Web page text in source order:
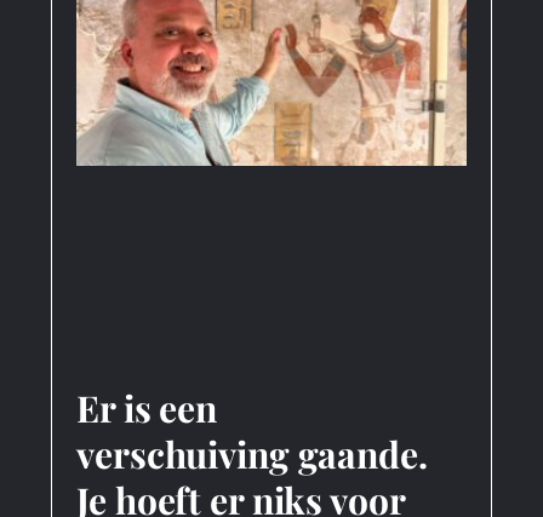
Er is een
verschuiving gaande.
Je hoeft er niks voor